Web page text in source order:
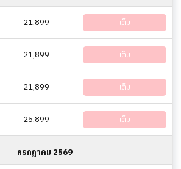
21,899 เต็ม
21,899 เต็ม
21,899 เต็ม
25,899 เต็ม
กรกฎาคม 2569